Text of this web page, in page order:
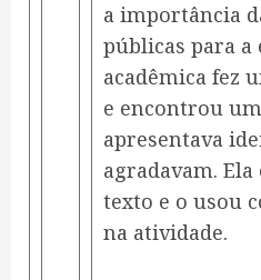
a importância
públicas para a
acadêmica fez
e encontrou
apresentava
agradavam.
texto e o usou
na atividade.